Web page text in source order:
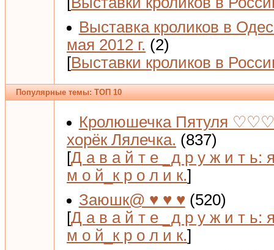
Выставка кроликов в
мая 2012 г. (2)
[Выставки кроликов в
Популярные темы: ТОП 10
Кролюшечка Пятуля
хорёк Лялечка. (837)
[Д а в а й т е _д р у ж и т ь:
м о й_к р о л и к.]
Заюшк@ ♥ ♥ ♥ (520)
[Д а в а й т е _д р у ж и т ь:
м о й_к р о л и к.]